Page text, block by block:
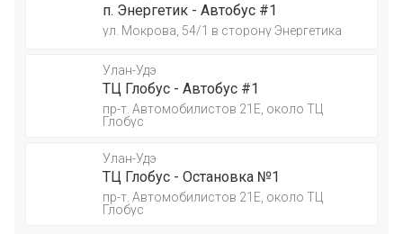
п. Энергетик - Автобус #1
ул. Мокрова, 54/1 в сторону Энергетика
Улан-Удэ
ТЦ Глобус - Автобус #1
пр-т. Автомобилистов 21Е, около ТЦ
Глобус
Улан-Удэ
ТЦ Глобус - Остановка №1
пр-т. Автомобилистов 21Е, около ТЦ
Глобус